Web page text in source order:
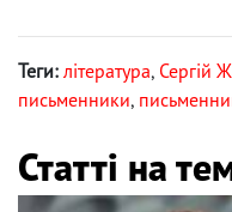
Теги: література, Сергій
письменники,
Статті на